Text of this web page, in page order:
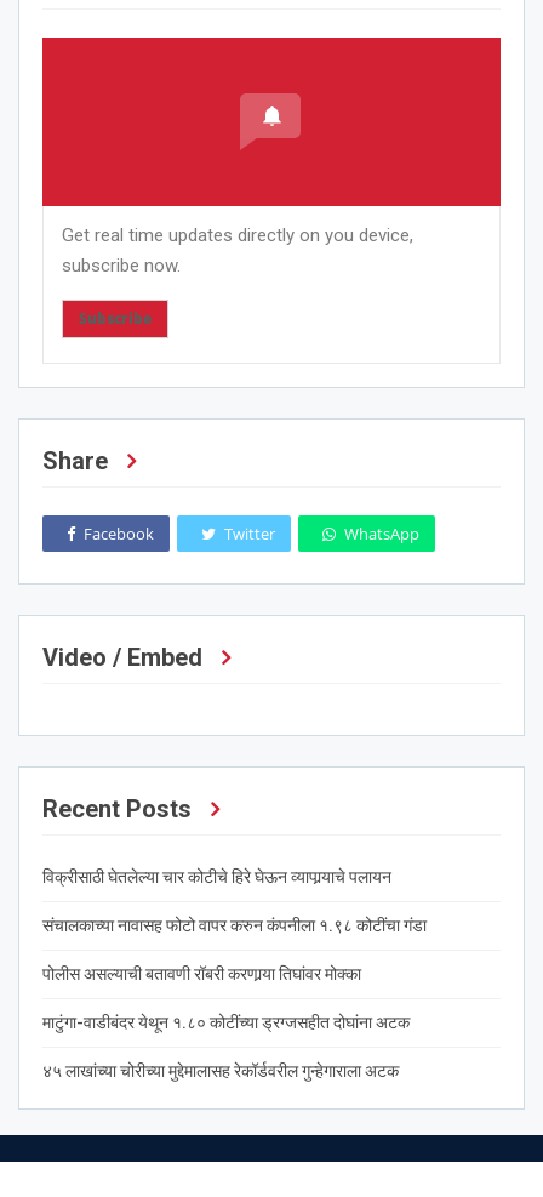
Get real time updates directly on you device,
subscribe now.
Subscribe
Share
Facebook Twitter WhatsApp
Video / Embed
Recent Posts
विक्रीसाठी घेतलेल्या चार कोटीचे हिरे घेऊन व्यापार्‍याचे पलायन
संचालकाच्या नावासह फोटो वापर करुन कंपनीला १.९८ कोटींचा गंडा
पोलीस असल्याची बतावणी रॉबरी करणार्‍या तिघांवर मोक्का
माटुंगा-वाडीबंदर येथून १.८० कोटींच्या ड्रग्जसहीत दोघांना अटक
४५ लाखांच्या चोरीच्या मुद्देमालासह रेकॉर्डवरील गुन्हेगाराला अटक